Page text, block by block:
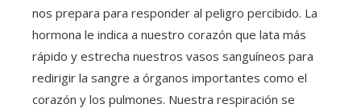
nos prepara para responder al peligro percibido. La
hormona le indica a nuestro corazón que lata más
rápido y estrecha nuestros vasos sanguíneos para
redirigir la sangre a órganos importantes como el
corazón y los pulmones. Nuestra respiración se